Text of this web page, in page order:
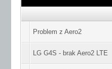
Problem z Aero2
LG G4S - brak Aero2 LTE